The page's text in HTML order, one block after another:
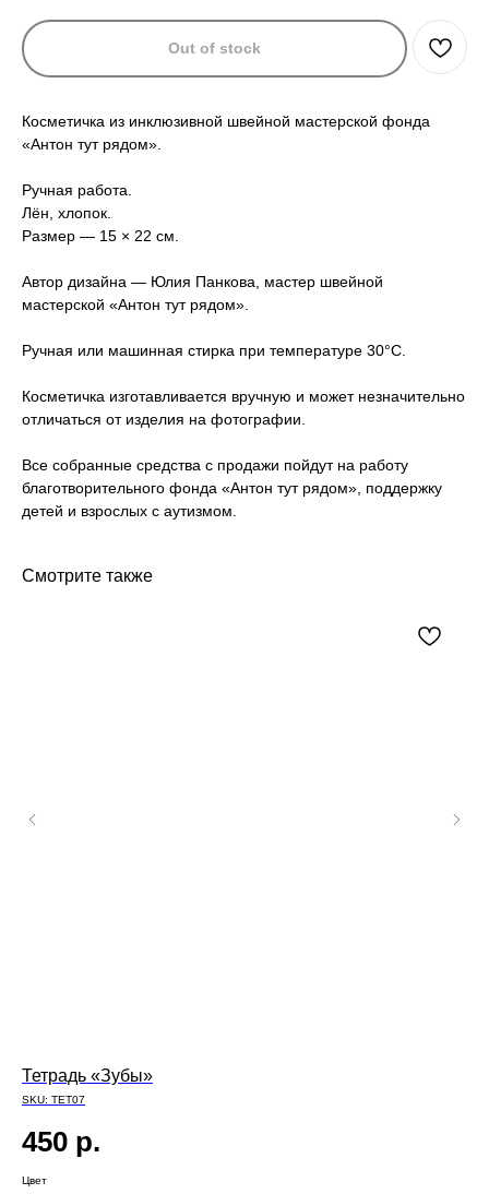
Out of stock
Косметичка из инклюзивной швейной мастерской фонда
«Антон тут рядом».
Ручная работа.
Лён, хлопок.
Размер — 15 × 22 см.
Автор дизайна — Юлия Панкова, мастер швейной
мастерской «Антон тут рядом».
Ручная или машинная стирка при температуре 30°C.
Косметичка изготавливается вручную и может незначительно
отличаться от изделия на фотографии.
Все собранные средства с продажи пойдут на работу
благотворительного фонда «Антон тут рядом», поддержку
детей и взрослых с аутизмом.
Смотрите также
Тетрадь «Зубы»
SKU: TET07
450 р.
Цвет